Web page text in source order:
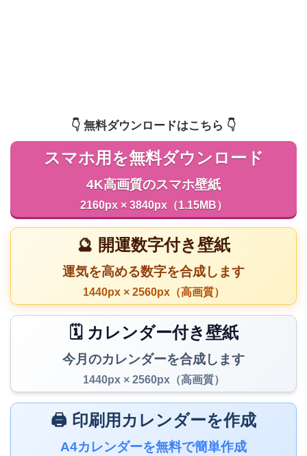
👇️ 無料ダウンロードはこちら 👇️
スマホ用を無料ダウンロード
4K高画質のスマホ壁紙
2160px × 3840px（1.15MB）
🔮 開運数字付き壁紙
運気を高める数字を合成します
1440px × 2560px（高画質）
🗓️ カレンダー付き壁紙
今月のカレンダーを合成します
1440px × 2560px（高画質）
🖨️ 印刷用カレンダーを作成
A4カレンダーを無料で簡単作成